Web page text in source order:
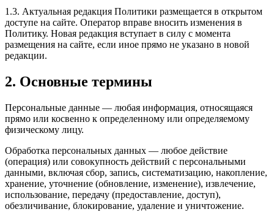
1.3. Актуальная редакция Политики размещается в открытом
доступе на сайте. Оператор вправе вносить изменения в
Политику. Новая редакция вступает в силу с момента
размещения на сайте, если иное прямо не указано в новой
редакции.
2. Основные термины
Персональные данные — любая информация, относящаяся
прямо или косвенно к определенному или определяемому
физическому лицу.
Обработка персональных данных — любое действие
(операция) или совокупность действий с персональными
данными, включая сбор, запись, систематизацию, накопление,
хранение, уточнение (обновление, изменение), извлечение,
использование, передачу (предоставление, доступ),
обезличивание, блокирование, удаление и уничтожение.